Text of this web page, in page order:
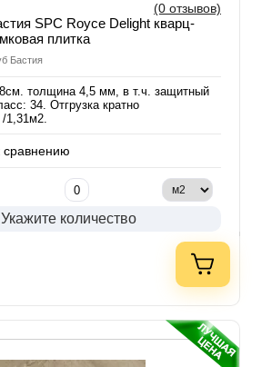
(0 отзывов)
SPС Royce Delight кварц-
плитка
Бастия
толщина 4,5 мм, в т.ч. защитный
34. Отгрузка кратно
/1,31м2.
сравнению
Укажите количество